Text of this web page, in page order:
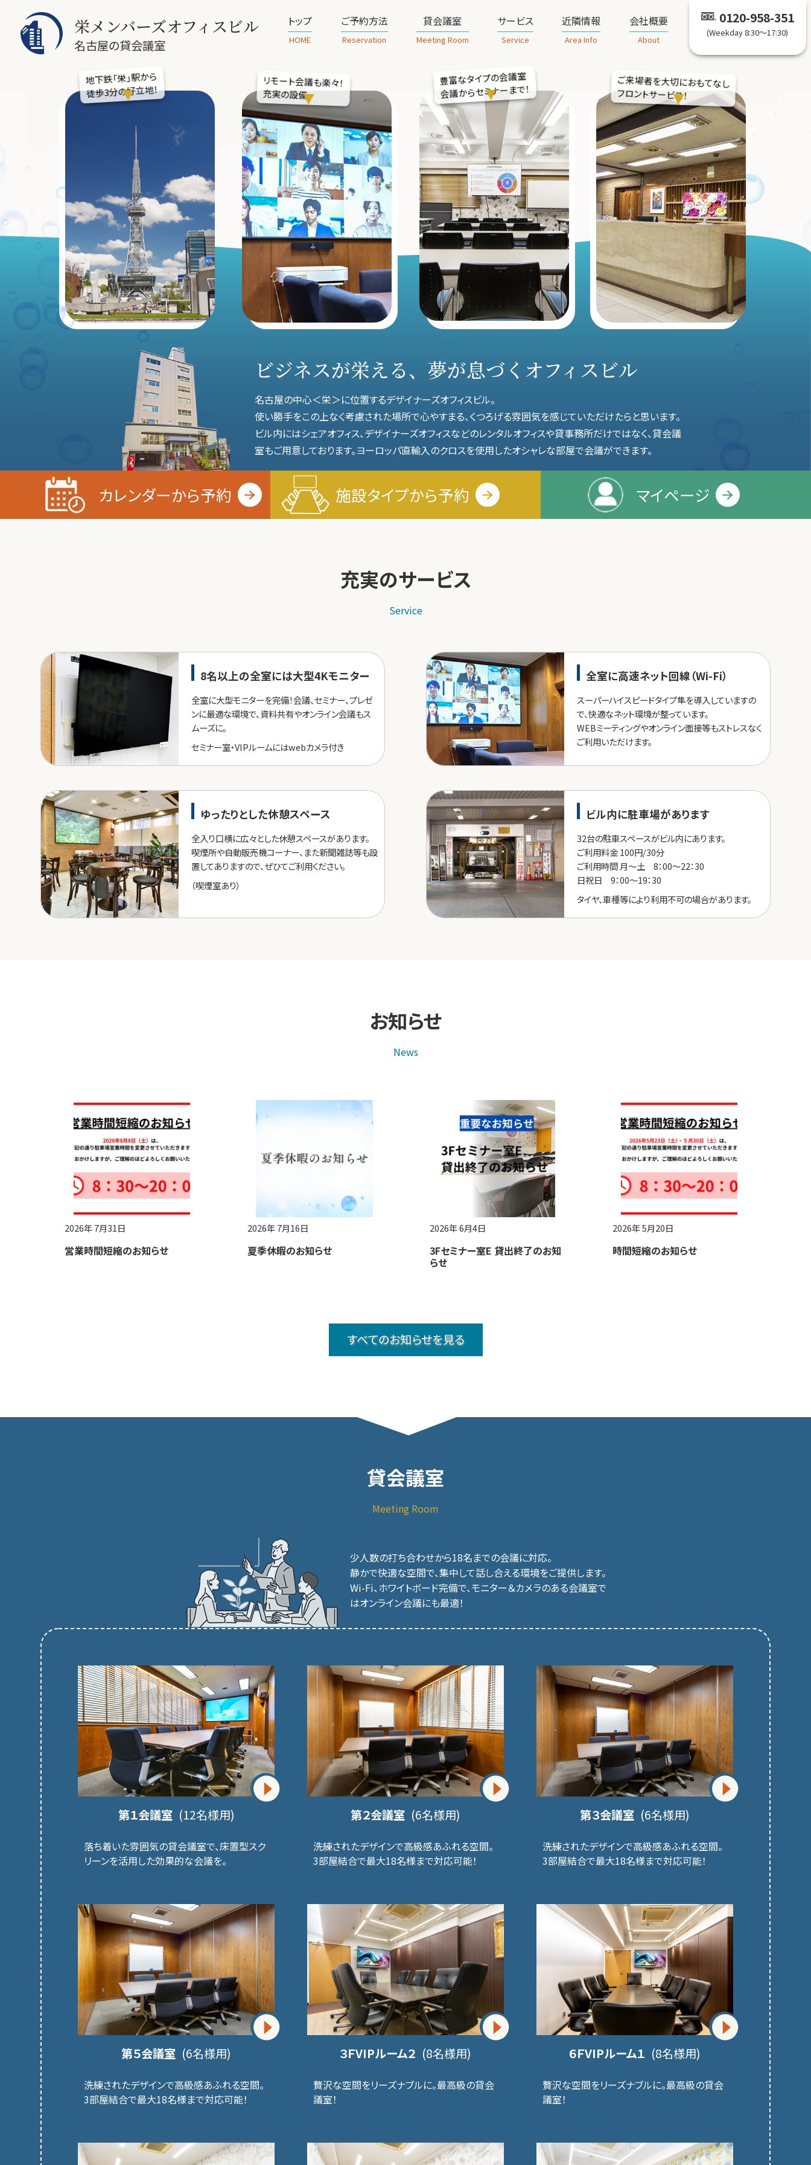
栄メンバーズオフィスビル
名古屋の貸会議室
トップ
HOME
ご予約方法
Reservation
貸会議室
Meeting Room
サービス
Service
近隣情報
Area Info
会社概要
About
0120-958-351
(Weekday 8:30～17:30)
地下鉄「栄」駅から
徒歩3分の好立地！
リモート会議も楽々！
充実の設備
豊富なタイプの会議室
会議からセミナーまで！
ご来場者を大切におもてなし
フロントサービス！
ビジネスが栄える、 夢が息づくオフィスビル
名古屋の中心＜栄＞に位置するデザイナーズオフィスビル。
使い勝手をこの上なく考慮された場所で心やすまる、くつろげる雰囲気を感じていただけたらと思います。
ビル内にはシェアオフィス、デザイナーズオフィスなどのレンタルオフィスや貸事務所だけではなく、貸会議
室もご用意しております。ヨーロッパ直輸入のクロスを使用したオシャレな部屋で会議ができます。
カレンダーから予約 施設タイプから予約 マイページ
充実のサービス
Service
8名以上の全室には大型4Kモニター
全室に大型モニターを完備！会議、セミナー、プレゼ
ンに最適な環境で、資料共有やオンライン会議もス
ムーズに。
セミナー室・VIPルームにはwebカメラ付き
全室に高速ネット回線（Wi-Fi）
スーパーハイスピードタイプ隼を導入していますの
で、快適なネット環境が整っています。
WEBミーティングやオンライン面接等もストレスなく
ご利用いただけます。
ゆったりとした休憩スペース
全入り口横に広々とした休憩スペースがあります。
喫煙所や自動販売機コーナー、また新聞雑誌等も設
置してありますので、ぜひてご利用ください。
（喫煙室あり）
ビル内に駐車場があります
32台の駐車スペースがビル内にあります。
ご利用料金 100円/30分
ご利用時間 月～土 8：00～22：30
日祝日 9：00～19：30
タイヤ、車種等により利用不可の場合があります。
お知らせ
News
2026年 7月31日
営業時間短縮のお知らせ
2026年 7月16日
夏季休暇のお知らせ
2026年 6月4日
3Fセミナー室E 貸出終了のお知
らせ
2026年 5月20日
時間短縮のお知らせ
すべてのお知らせを見る
貸会議室
Meeting Room
少人数の打ち合わせから18名までの会議に対応。
静かで快適な空間で、集中して話し合える環境をご提供します。
Wi-Fi、ホワイトボード完備で、モニター＆カメラのある会議室で
はオンライン会議にも最適！
第１会議室 (12名様用)
落ち着いた雰囲気の貸会議室で、床置型スク
リーンを活用した効果的な会議を。
第２会議室 (6名様用)
洗練されたデザインで高級感あふれる空間。
3部屋結合で最大18名様まで対応可能！
第３会議室 (6名様用)
洗練されたデザインで高級感あふれる空間。
3部屋結合で最大18名様まで対応可能！
第５会議室 (6名様用)
洗練されたデザインで高級感あふれる空間。
3部屋結合で最大18名様まで対応可能！
３ＦVIPルーム２ (8名様用)
贅沢な空間をリーズナブルに。最高級の貸会
議室！
６ＦVIPルーム１ (8名様用)
贅沢な空間をリーズナブルに。最高級の貸会
議室！